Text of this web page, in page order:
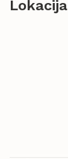
Lokacija